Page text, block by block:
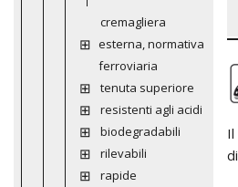
cremagliera
esterna, normativa
ferroviaria
tenuta superiore
resistenti agli acidi
biodegradabili
rilevabili
rapide